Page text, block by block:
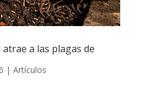
a las plagas de
| Artículos